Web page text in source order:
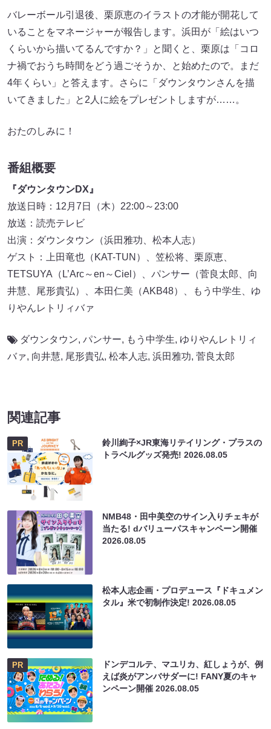
バレーボール引退後、栗原恵のイラストの才能が開花して
いることをマネージャーが報告します。浜田が「絵はいつ
くらいから描いてるんですか？」と聞くと、栗原は「コロ
ナ禍でおうち時間をどう過ごそうか、と始めたので。まだ
4年くらい」と答えます。さらに「ダウンタウンさんを描
いてきました」と2人に絵をプレゼントしますが……。
おたのしみに！
番組概要
『ダウンタウンDX』
放送日時：12月7日（木）22:00～23:00
放送：読売テレビ
出演：ダウンタウン（浜田雅功、松本人志）
ゲスト：上田竜也（KAT-TUN）、笠松将、栗原恵、
TETSUYA（L’Arc～en～Ciel）、パンサー（菅良太郎、向
井慧、尾形貴弘）、本田仁美（AKB48）、もう中学生、ゆ
りやんレトリィバァ
ダウンタウン, パンサー, もう中学生, ゆりやんレトリィ
バァ, 向井慧, 尾形貴弘, 松本人志, 浜田雅功, 菅良太郎
関連記事
PR
鈴川絢子×JR東海リテイリング・プラスの
トラベルグッズ発売!2026.08.05
NMB48・田中美空のサイン入りチェキが
当たる! dバリューパスキャンペーン開催
2026.08.05
松本人志企画・プロデュース『ドキュメン
タル』米で初制作決定!2026.08.05
PR
ドンデコルテ、マユリカ、紅しょうが、例
えば炎がアンバサダーに! FANY夏のキャ
ンペーン開催2026.08.05